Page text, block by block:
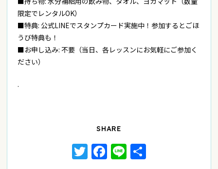
限定でレンタルOK）
■特典: 公式LINEでスタンプカード実施中！参加するとごほ
うび特典も！
■お申し込み: 不要（当日、各レッスンにお気軽にご参加く
ださい）
.
SHARE
Twitter
Facebook
Line